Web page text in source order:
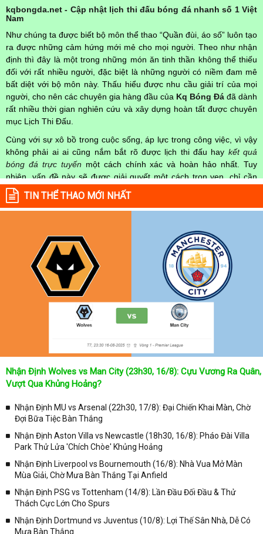
kqbongda.net - Cập nhật lịch thi đấu bóng đá nhanh số 1 Việt
Nam
Như chúng ta được biết bộ môn thể thao “Quần đùi, áo số” luôn tạo
ra được những cảm hứng mới mẻ cho mọi người. Theo như nhận
định thì đây là một trong những món ăn tinh thần không thể thiếu
đối với rất nhiều người, đặc biệt là những người có niềm đam mê
bất diệt với bộ môn này. Thấu hiểu được nhu cầu giải trí của mọi
người, cho nên các chuyên gia hàng đầu của Kq Bóng Đá đã dành
rất nhiều thời gian nghiên cứu và xây dựng hoàn tất được chuyên
mục Lịch Thi Đấu.
Cùng với sự xô bồ trong cuộc sống, áp lực trong công việc, vì vậy
không phải ai ai cũng nắm bắt rõ được lịch thi đấu hay kết quả
bóng đá trực tuyến một cách chính xác và hoàn hảo nhất. Tuy
nhiên, vấn đề này sẽ được giải quyết một cách trọn vẹn, chỉ cần
truy cập vào chuyên mục
Lịch Thi Đấu
mọi người hoàn toàn nắm rõ được chính xác về thời gian các trận
đấu bóng đá Việt Nam hay trên Thế giới diễn ra trong thời gian sắp
cả 2 đội tuyển bóng đá đang đạt được.
Không chỉ dừng lại ở đó, những người hâm mộ bóng đá có thể cập
nhật được chính xác về lịch phát sóng bóng đá được tường thuật
trực tiếp ở trên những kênh truyền hình thể thao lớn nhất hiện nay
như: VTV3, K+, SCTV, Thể thao TV,... Nếu như bạn không muốn
bỏ lỡ bất kỳ một trận đấu bóng đá nào trong từng mùa giải, hãy
thường xuyên vào chuyên mụcLịch Thi Đấutại chuyên trang
để cập nhật thông tin chính xác nhất nhé!
Lịch thi đấu được cập nhật chính xác trong toàn bộ các giải
Tại Lịch Thi Đấu của chuyên trang kqbongda.net
sẽ cập nhanh
chóng và chính xác nhất thời gian từng trận đấu bóng đá diễn ra ở
trong từng giải đấu như:
✓ Giải đấu bóng đá Ngoại hạng Anh;
✓ Giải bóng Cúp C1 Châu Âu;
✓ Giải VĐQG Tây Ban Nha;
✓ VĐQG Đức;
✓ VĐQG Pháp;
TIN THỂ THAO MỚI NHẤT
Nhận Định Wolves vs Man City (23h30, 16/8): Cựu Vương Ra Quân,
Vượt Qua Khủng Hoảng?
Nhận Định MU vs Arsenal (22h30, 17/8): Đại Chiến Khai Màn, Chờ
Đợi Bữa Tiệc Bàn Thắng
Nhận Định Aston Villa vs Newcastle (18h30, 16/8): Pháo Đài Villa
Park Thử Lửa 'Chích Chòe' Khủng Hoảng
Nhận Định Liverpool vs Bournemouth (16/8): Nhà Vua Mở Màn
Mùa Giải, Chờ Mưa Bàn Thắng Tại Anfield
Nhận Định PSG vs Tottenham (14/8): Lần Đầu Đối Đầu & Thử
Thách Cực Lớn Cho Spurs
Nhận Định Dortmund vs Juventus (10/8): Lợi Thế Sân Nhà, Dễ Có
Mưa Bàn Thắng